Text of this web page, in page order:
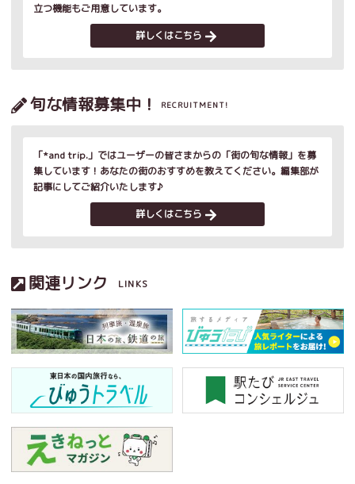
立つ機能もご用意しています。
詳しくはこちら
旬な情報募集中！ RECRUITMENT!
「*and trip.」ではユーザーの皆さまからの「街の旬な情報」を募
集しています！あなたの街のおすすめを教えてください。編集部が
記事にしてご紹介いたします♪
詳しくはこちら
関連リンク LINKS